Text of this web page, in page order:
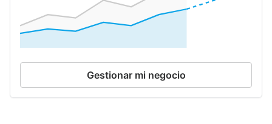
Gestionar mi negocio